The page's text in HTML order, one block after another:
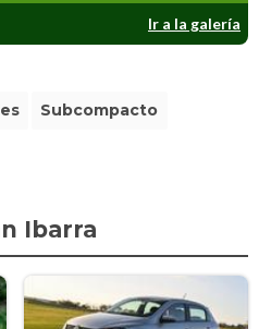
Ir a la galería
Subcompacto
Ibarra